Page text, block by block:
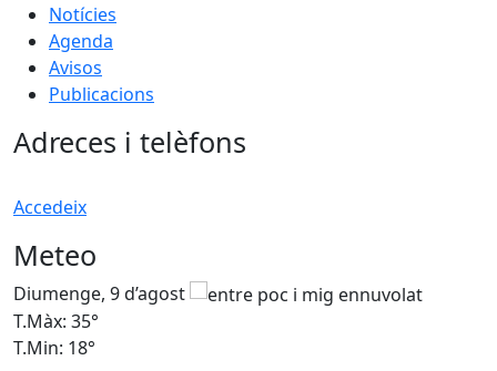
Notícies
Agenda
Avisos
Publicacions
Adreces i telèfons
Accedeix
Meteo
Diumenge, 9 d’agost
T.Màx: 35°
T.Min: 18°